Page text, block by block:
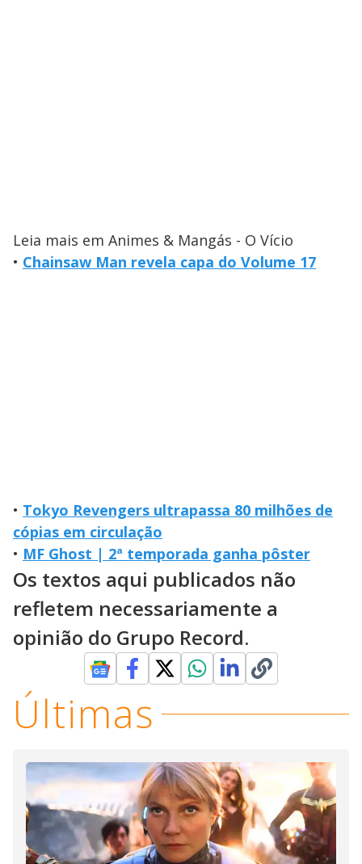
Leia mais em Animes & Mangás - O Vício
• Chainsaw Man revela capa do Volume 17
• Tokyo Revengers ultrapassa 80 milhões de
cópias em circulação
• MF Ghost | 2ª temporada ganha pôster
Os textos aqui publicados não
refletem necessariamente a
opinião do Grupo Record.
Últimas